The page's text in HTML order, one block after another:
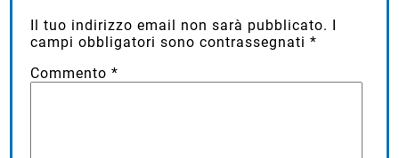
Il tuo indirizzo email non sarà pubblicato. I
campi obbligatori sono contrassegnati*
Commento*